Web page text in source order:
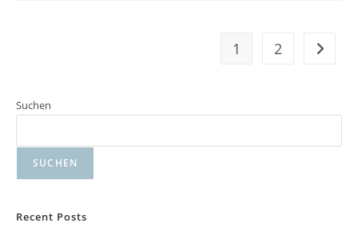
1 2
Suchen
SUCHEN
Recent Posts